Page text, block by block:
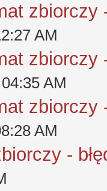
zbiorczy
AM
zbiorczy
AM
zbiorczy
AM
-